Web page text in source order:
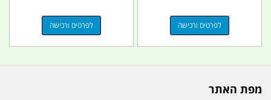
לפרטים ורכישה לפרטים ורכישה
מפת האתר